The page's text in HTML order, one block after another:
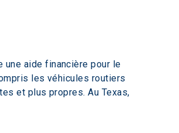
une aide financière pour le
les véhicules routiers
et plus propres. Au Texas,